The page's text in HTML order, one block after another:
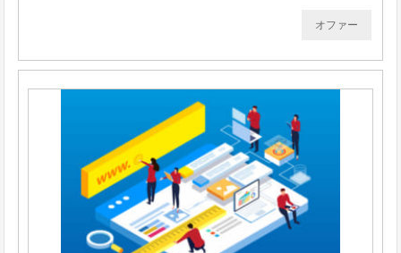
オファー